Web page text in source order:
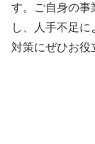
す。ご自身の事
し、人手不足
対策にぜひお役